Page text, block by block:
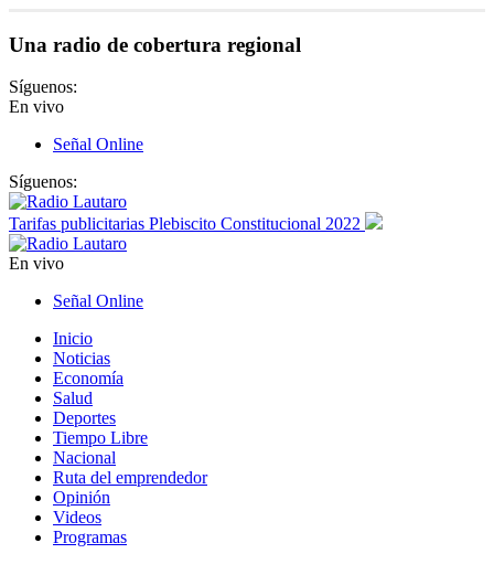
Una radio de cobertura regional
Síguenos:
En vivo
Señal Online
Síguenos:
Tarifas publicitarias Plebiscito Constitucional 2022
En vivo
Señal Online
Inicio
Noticias
Economía
Salud
Deportes
Tiempo Libre
Nacional
Ruta del emprendedor
Opinión
Videos
Programas